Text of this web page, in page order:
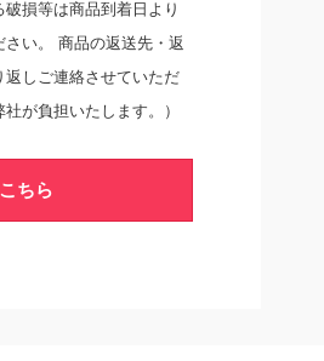
損等は商品到着日より
さい。 商品の返送先・返
しご連絡させていただ
が負担いたします。）
ちら